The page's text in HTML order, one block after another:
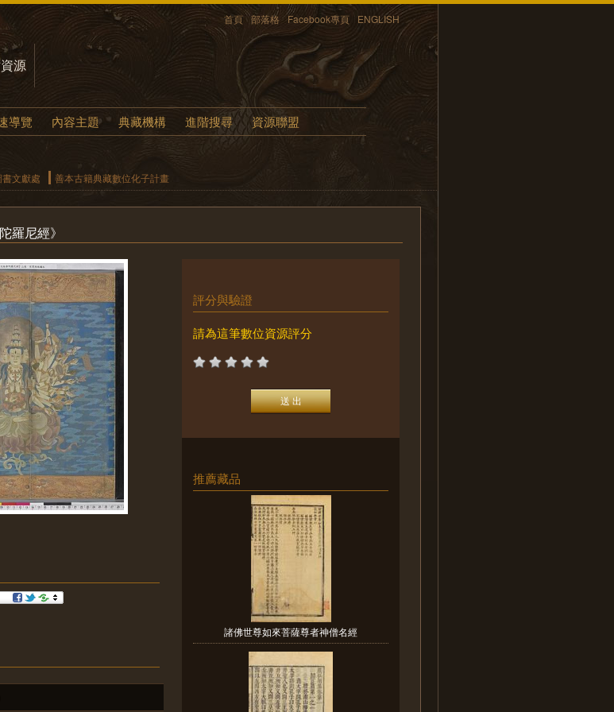
首頁 部落格 Facebook專頁 ENGLISH
源
導覽 內容主題 典藏機構 進階搜尋 資源聯盟
書文獻處 善本古籍典藏數位化子計畫
羅尼經》
評分與驗證
請為這筆數位資源評分
推薦藏品
諸佛世尊如來菩薩尊者神僧名經